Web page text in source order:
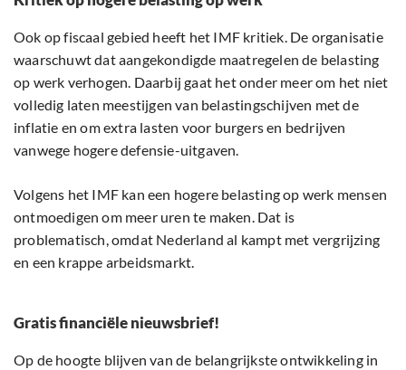
Ook op fiscaal gebied heeft het IMF kritiek. De organisatie
waarschuwt dat aangekondigde maatregelen de belasting
op werk verhogen. Daarbij gaat het onder meer om het niet
volledig laten meestijgen van belastingschijven met de
inflatie en om extra lasten voor burgers en bedrijven
vanwege hogere defensie-uitgaven.
Volgens het IMF kan een hogere belasting op werk mensen
ontmoedigen om meer uren te maken. Dat is
problematisch, omdat Nederland al kampt met vergrijzing
en een krappe arbeidsmarkt.
Gratis financiële nieuwsbrief!
Op de hoogte blijven van de belangrijkste ontwikkeling in